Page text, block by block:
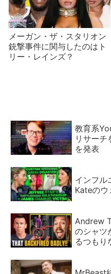
メーガン・ザ・スタリオン
銃撃事件に関与したのはト
リー・レインズ？
教育系
リサーチ
を発表
インフル
Kateのウ
Andrew
のシャツ
るつもり